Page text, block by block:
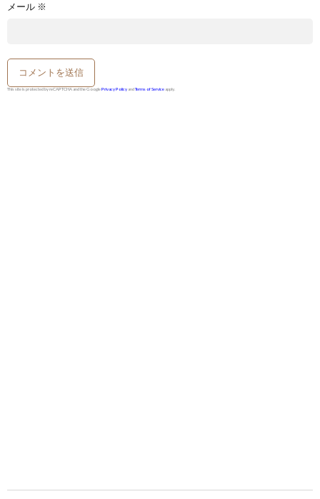
メール ※
This site is protected by reCAPTCHA and the GooglePrivacy Policy andTerms of Service apply.